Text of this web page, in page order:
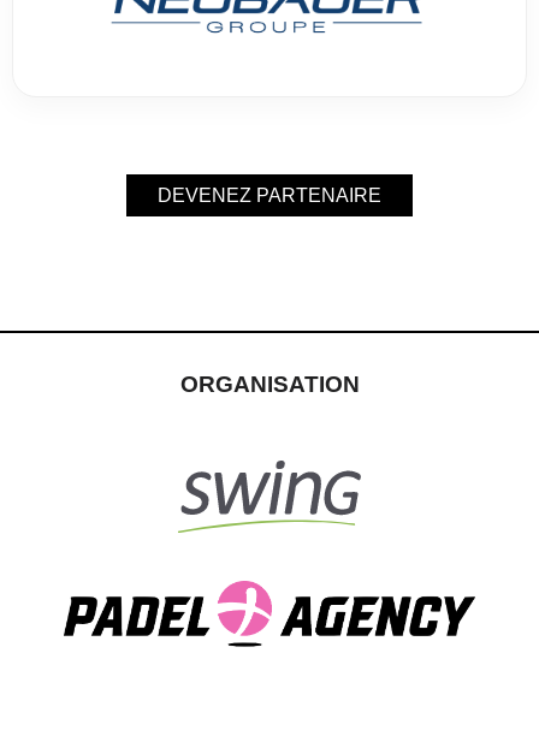
DEVENEZ PARTENAIRE
ORGANISATION